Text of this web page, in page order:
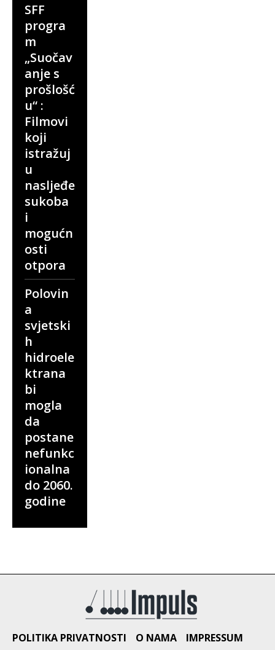
SFF
progra
m
„Suočav
anje s
prošlošć
u“ :
Filmovi
koji
istražuj
u
nasljeđe
sukoba
i
mogućn
osti
otpora
Polovin
a
svjetski
h
hidroele
ktrana
bi
mogla
da
postane
nefunkc
ionalna
do 2060.
godine
POLITIKA PRIVATNOSTI O NAMA
IMPRESSUM